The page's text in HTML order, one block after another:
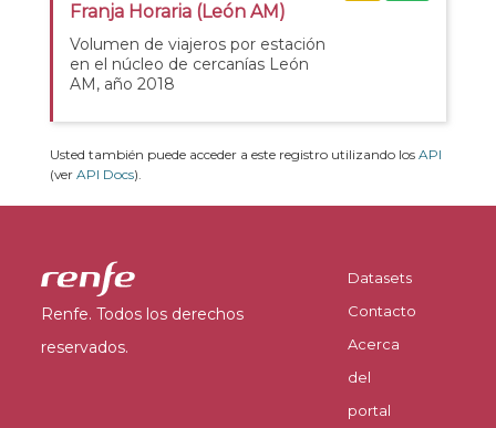
Franja Horaria (León AM)
Volumen de viajeros por estación
en el núcleo de cercanías León
AM, año 2018
Usted también puede acceder a este registro utilizando los API
(ver API Docs).
Renfe. Todos los derechos
reservados.
Datasets
Contacto
Acerca
del
portal